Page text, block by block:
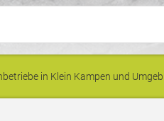
in Klein Kampen und